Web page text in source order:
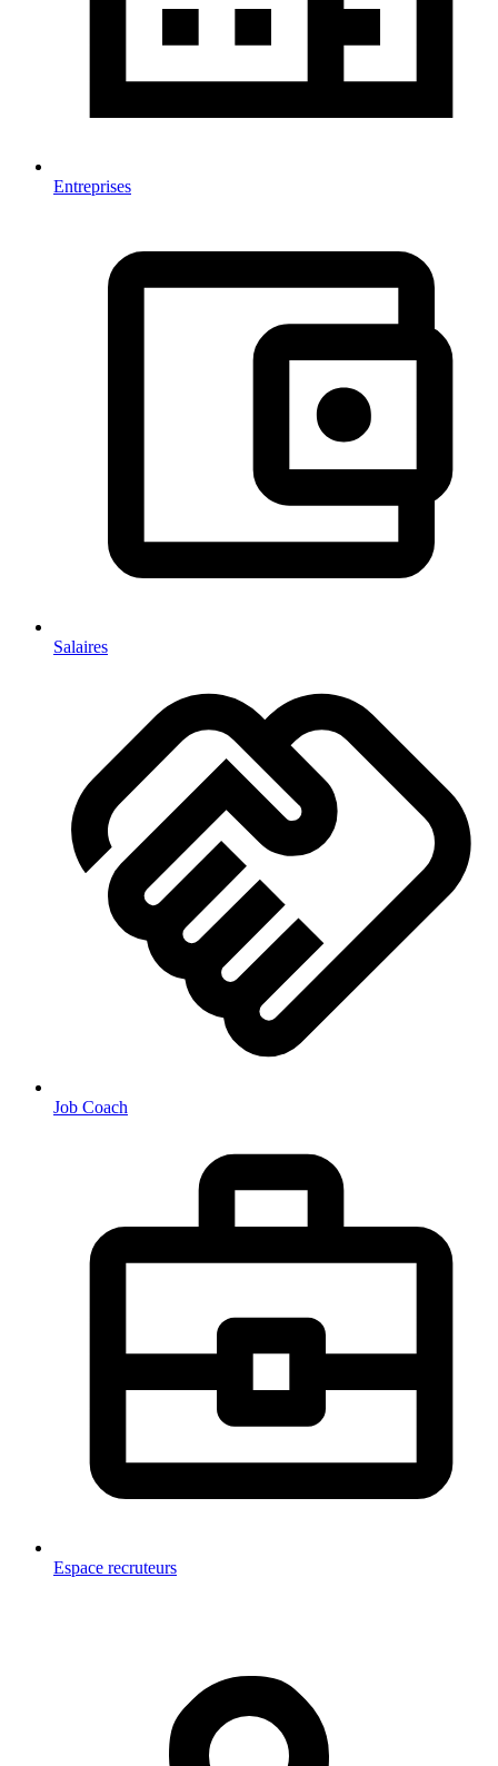
Entreprises
Salaires
Job Coach
Espace recruteurs